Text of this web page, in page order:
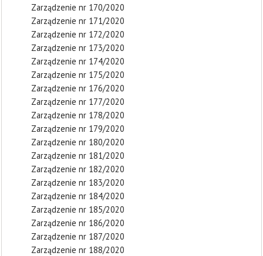
Zarządzenie nr 170/2020
Zarządzenie nr 171/2020
Zarządzenie nr 172/2020
Zarządzenie nr 173/2020
Zarządzenie nr 174/2020
Zarządzenie nr 175/2020
Zarządzenie nr 176/2020
Zarządzenie nr 177/2020
Zarządzenie nr 178/2020
Zarządzenie nr 179/2020
Zarządzenie nr 180/2020
Zarządzenie nr 181/2020
Zarządzenie nr 182/2020
Zarządzenie nr 183/2020
Zarządzenie nr 184/2020
Zarządzenie nr 185/2020
Zarządzenie nr 186/2020
Zarządzenie nr 187/2020
Zarządzenie nr 188/2020